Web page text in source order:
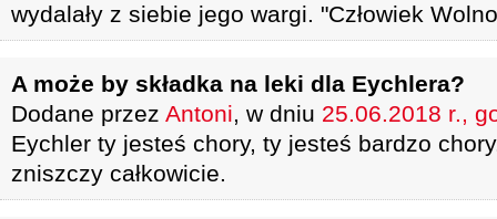
wydalały z siebie jego wargi. "Człowiek
A może by składka na leki dla Eychlera?
Dodane przez Antoni, w dniu 25.06.2018 r.,
Eychler ty jesteś chory, ty jesteś bardzo
zniszczy całkowicie.